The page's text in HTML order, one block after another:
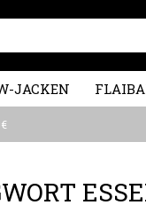
JACKEN